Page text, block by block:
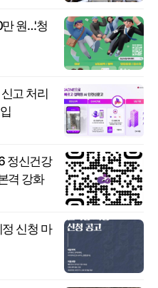
만 원…'청
고 처리
정신건강
격 강화
정 신청 마